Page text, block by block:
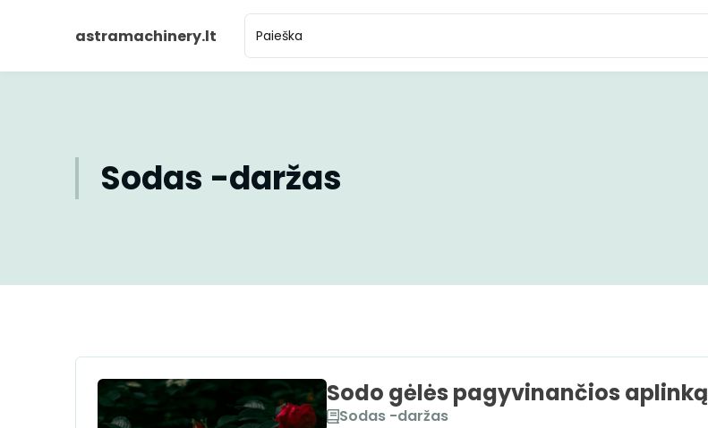
astramachinery.lt
Sodas -daržas
Sodo gėlės pagyvinančios aplinką
Sodas -daržas